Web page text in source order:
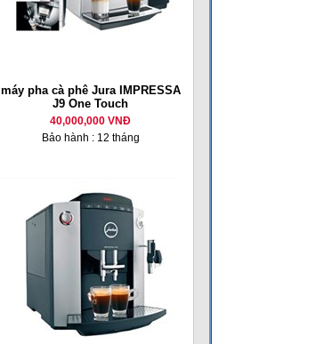
máy pha cà phê Jura IMPRESSA
J9 One Touch
40,000,000 VNĐ
Bảo hành : 12 tháng